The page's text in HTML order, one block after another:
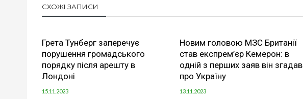
СХОЖІ ЗАПИСИ
Грета Тунберг заперечує
порушення громадського
порядку після арешту в
Лондоні
15.11.2023
Новим головою МЗС Британії
став експрем’єр Кемерон: в
одній з перших заяв він згадав
про Україну
13.11.2023